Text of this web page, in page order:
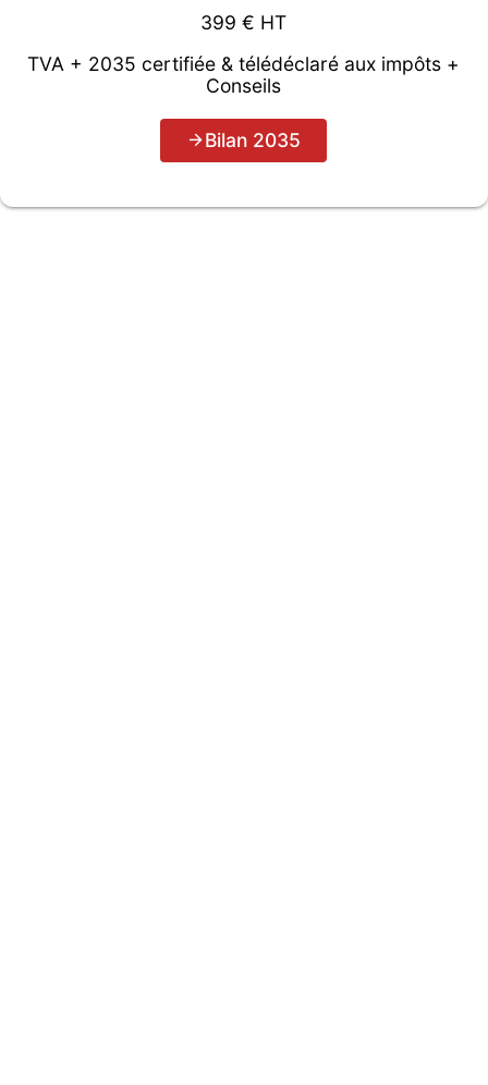
399 € HT
TVA + 2035 certifiée & télédéclaré aux impôts +
Conseils
Bilan 2035